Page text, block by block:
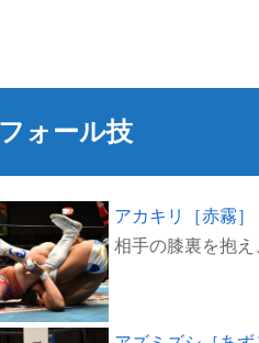
ォール技
アカキリ［赤霧］